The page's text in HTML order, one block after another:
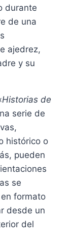
durante
de una
ajedrez,
y su
Historias de
serie de
histórico o
pueden
se
formato
desde un
del